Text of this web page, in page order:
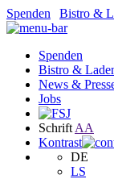
Spenden Bistro &
Spenden
Bistro &
News &
Jobs
Schrift AA
Kontrast
DE
LS